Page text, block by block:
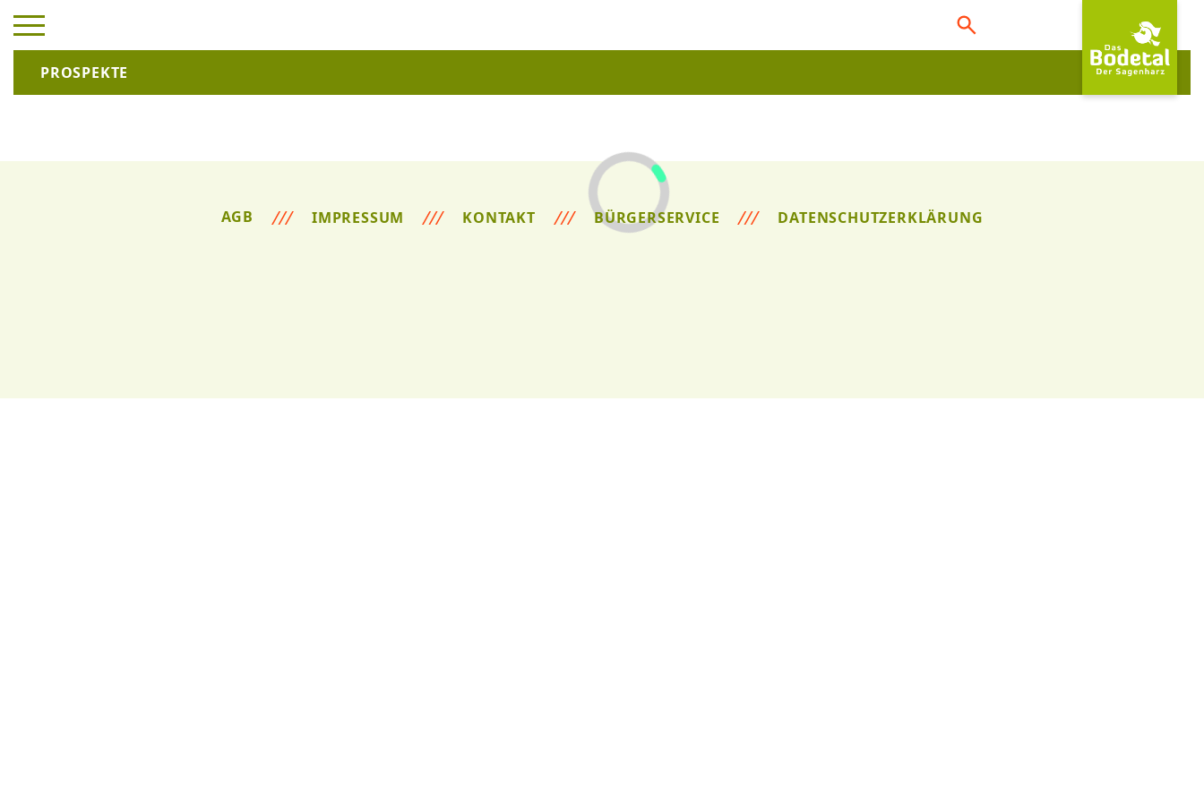
PROSPEKTE
AGB IMPRESSUM KONTAKT BÜRGERSERVICE DATENSCHUTZERKLÄRUNG